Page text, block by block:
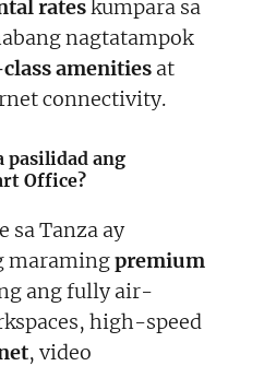
rateskumpara sa
nagtatampok
amenities at
connectivity.
pasilidad ang
Office?
sa Tanza ay
maramingpremium
ang fully air-
high-speed
, video